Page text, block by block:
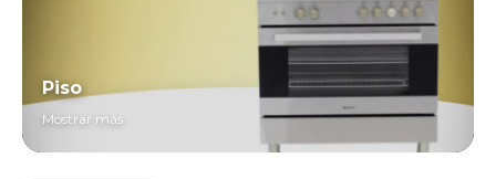
Piso
Mostrar más